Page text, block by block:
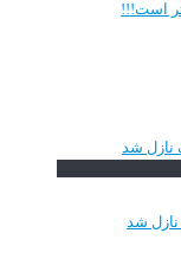
است!!!
شد